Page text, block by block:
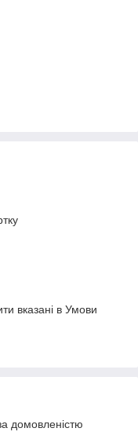
вказані в Умови
домовленістю